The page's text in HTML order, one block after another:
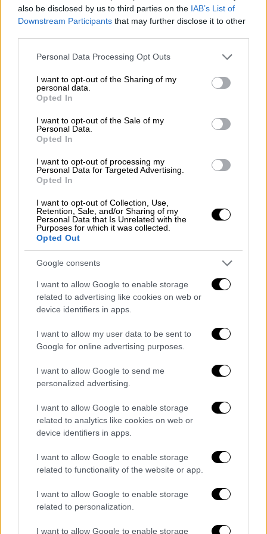
also be disclosed by us to third parties on the IAB’s List of
Downstream Participants that may further disclose it to other
Please note that this website/app uses one or more Google
not limited to your visit or usage behaviour. You may click to
grant or deny consent to Google and its third-party tags to
use your data for below specified purposes in below Google
consent section.
Personal Data Processing Opt Outs
I want to opt-out of the Sharing of my
personal data.
Opted In
I want to opt-out of the Sale of my
Personal Data.
Opted In
I want to opt-out of processing my
Personal Data for Targeted Advertising.
Opted In
I want to opt-out of Collection, Use,
Retention, Sale, and/or Sharing of my
Personal Data that Is Unrelated with the
Purposes for which it was collected.
Opted Out
Google consents
I want to allow Google to enable storage
related to advertising like cookies on web or
device identifiers in apps.
I want to allow my user data to be sent to
Google for online advertising purposes.
I want to allow Google to send me
personalized advertising.
I want to allow Google to enable storage
related to analytics like cookies on web or
device identifiers in apps.
I want to allow Google to enable storage
related to functionality of the website or app.
I want to allow Google to enable storage
related to personalization.
I want to allow Google to enable storage
εφαρμοστούν με διάφορους τρόπους, από
ποσοστώσεις και άδειες μέχρι την πλήρη
Που αποσκοπεί η ΕΕ με τον
περιορισμό των εξαγωγών
Οι περιορισμοί συνήθως στοχεύουν σε αγαθά
που είναι ιδιαίτερα κρίσιμα για τη χώρα –
στόχο, που είναι μάλιστα δύσκολο να
αντικατασταθούν. ΗΚίνα
πλαίσιο, πρόσθεσε επτά σπάνιες γαίες που
απαιτούνται για ταsmartphones
και τα
δυνατότητα παραγωγής αυτών των
μετάλλων.
Σημειώνεται ότιΕΕκαιΗΠΑ έχουν
παρουσιάσει πρόοδο στις συνομιλίες, με
με τονΤραμπνα εμφανίζεται σίγουρος ότι
τελικά θα υπάρξει θετική έκβαση στις
συνομιλίες.